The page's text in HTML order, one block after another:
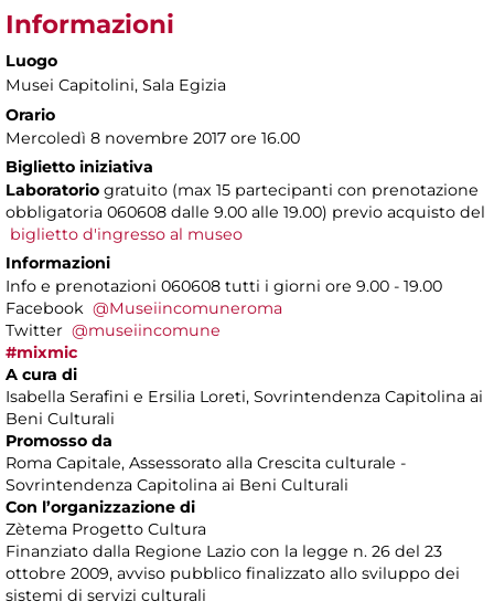
Informazioni
Luogo
Musei Capitolini, Sala Egizia
Orario
Mercoledì 8 novembre 2017 ore 16.00
Biglietto iniziativa
Laboratorio gratuito (max 15 partecipanti con prenotazione
obbligatoria 060608 dalle 9.00 alle 19.00) previo acquisto del
biglietto d'ingresso al museo
Informazioni
Info e prenotazioni 060608 tutti i giorni ore 9.00 - 19.00
Facebook @Museiincomuneroma
Twitter @museiincomune
#mixmic
A cura di
Isabella Serafini e Ersilia Loreti, Sovrintendenza Capitolina ai
Beni Culturali
Promosso da
Roma Capitale, Assessorato alla Crescita culturale -
Sovrintendenza Capitolina ai Beni Culturali
Con l’organizzazione di
Zètema Progetto Cultura
Finanziato dalla Regione Lazio con la legge n. 26 del 23
ottobre 2009, avviso pubblico finalizzato allo sviluppo dei
sistemi di servizi culturali